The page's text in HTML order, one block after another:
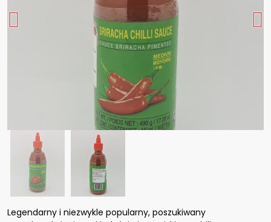
Legendarny i niezwykle popularny, poszukiwany